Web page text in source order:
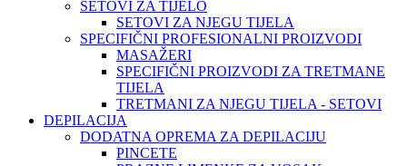
SETOVI ZA TIJELO
SETOVI ZA NJEGU TIJELA
SPECIFIČNI PROFESIONALNI PROIZVODI
MASAŽERI
SPECIFIČNI PROIZVODI ZA TRETMANE
TIJELA
TRETMANI ZA NJEGU TIJELA - SETOVI
DEPILACIJA
DODATNA OPREMA ZA DEPILACIJU
PINCETE